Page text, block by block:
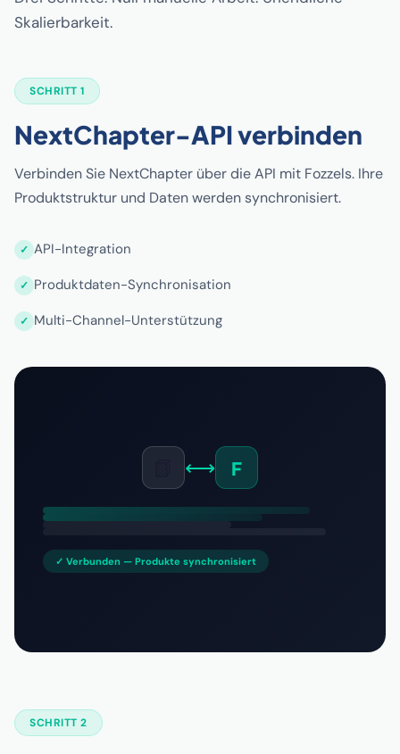
Skalierbarkeit.
SCHRITT 1
NextChapter-API verbinden
Verbinden Sie NextChapter über die API mit Fozzels. Ihre
Produktstruktur und Daten werden synchronisiert.
API-Integration
Produktdaten-Synchronisation
Multi-Channel-Unterstützung
⟷ F
✓ Verbunden — Produkte synchronisiert
SCHRITT 2